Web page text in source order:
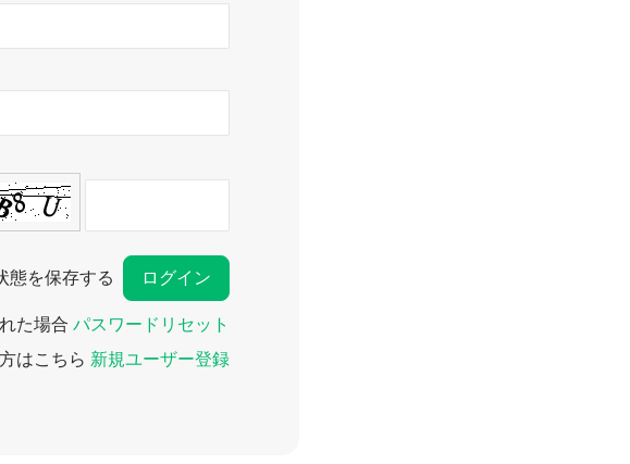
態を保存する
た場合 パスワードリセット
はこちら 新規ユーザー登録